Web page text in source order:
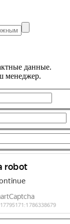
данные.
менеджер.